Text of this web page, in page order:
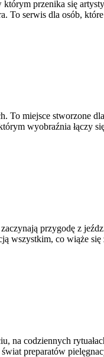
przenika się
To serwis dla osób,
To miejsce stworzone
wyobraźnia łączy
przygodę z
wszystkim, co wiąże
na codziennych
preparatów